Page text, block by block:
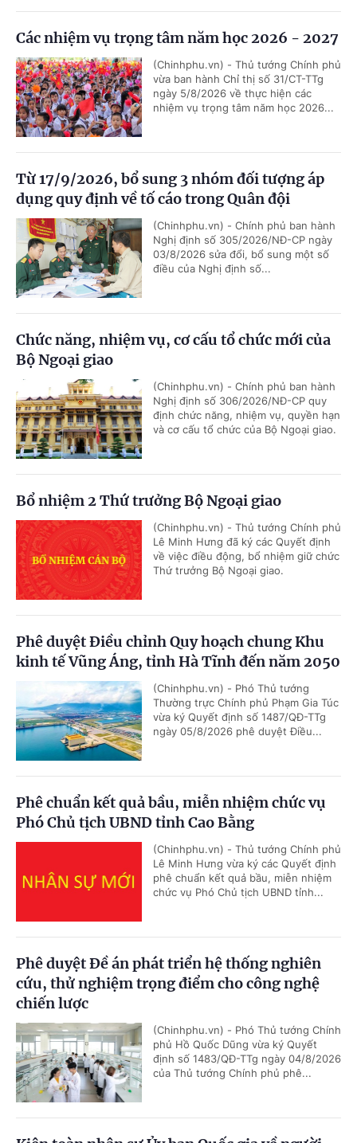
Các nhiệm vụ trọng tâm năm học 2026 - 2027
(Chinhphu.vn) - Thủ tướng Chính phủ
vừa ban hành Chỉ thị số 31/CT-TTg
ngày 5/8/2026 về thực hiện các
nhiệm vụ trọng tâm năm học 2026...
Từ 17/9/2026, bổ sung 3 nhóm đối tượng áp
dụng quy định về tố cáo trong Quân đội
(Chinhphu.vn) - Chính phủ ban hành
Nghị định số 305/2026/NĐ-CP ngày
03/8/2026 sửa đổi, bổ sung một số
điều của Nghị định số...
Chức năng, nhiệm vụ, cơ cấu tổ chức mới của
Bộ Ngoại giao
(Chinhphu.vn) - Chính phủ ban hành
Nghị định số 306/2026/NĐ-CP quy
định chức năng, nhiệm vụ, quyền hạn
và cơ cấu tổ chức của Bộ Ngoại giao.
Bổ nhiệm 2 Thứ trưởng Bộ Ngoại giao
(Chinhphu.vn) - Thủ tướng Chính phủ
Lê Minh Hưng đã ký các Quyết định
về việc điều động, bổ nhiệm giữ chức
Thứ trưởng Bộ Ngoại giao.
Phê duyệt Điều chỉnh Quy hoạch chung Khu
kinh tế Vũng Áng, tỉnh Hà Tĩnh đến năm 2050
(Chinhphu.vn) - Phó Thủ tướng
Thường trực Chính phủ Phạm Gia Túc
vừa ký Quyết định số 1487/QĐ-TTg
ngày 05/8/2026 phê duyệt Điều...
Phê chuẩn kết quả bầu, miễn nhiệm chức vụ
Phó Chủ tịch UBND tỉnh Cao Bằng
(Chinhphu.vn) - Thủ tướng Chính phủ
Lê Minh Hưng vừa ký các Quyết định
phê chuẩn kết quả bầu, miễn nhiệm
chức vụ Phó Chủ tịch UBND tỉnh...
Phê duyệt Đề án phát triển hệ thống nghiên
cứu, thử nghiệm trọng điểm cho công nghệ
chiến lược
(Chinhphu.vn) - Phó Thủ tướng Chính
phủ Hồ Quốc Dũng vừa ký Quyết
định số 1483/QĐ-TTg ngày 04/8/2026
của Thủ tướng Chính phủ phê...